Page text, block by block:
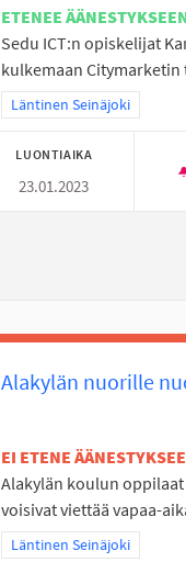
ETENEE
Sedu ICT:n opiskelijat
kulkemaan
Rajaa tulokset teeman
Läntinen Seinäjoki
LUONTIAIKA
23.01.2023
Alakylän nuorille
EI ETENE
Alakylän koulun
voisivat viettää vapaa-
Rajaa tulokset teeman
Läntinen Seinäjoki